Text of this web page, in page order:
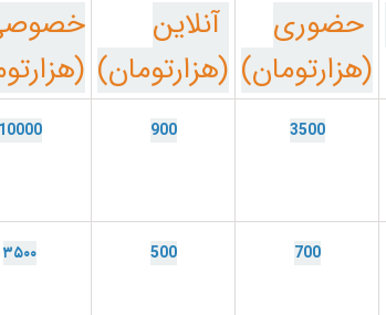
حضوری
(هزارتومان)
آنلاین
(هزارتومان)
3500
900
10000
700
500 ۳۵۰۰